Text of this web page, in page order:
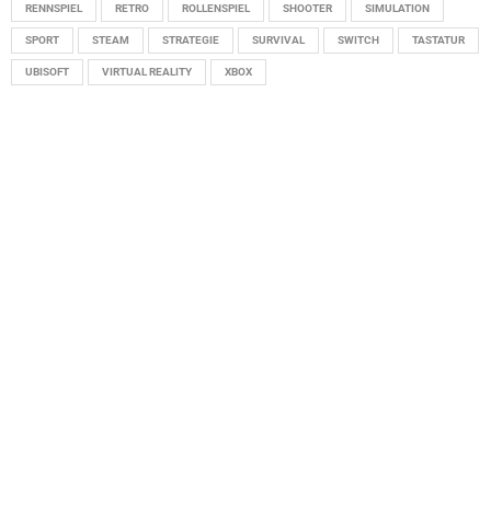
RENNSPIEL RETRO ROLLENSPIEL SHOOTER SIMULATION
SPORT STEAM STRATEGIE SURVIVAL SWITCH TASTATUR
UBISOFT VIRTUAL REALITY XBOX